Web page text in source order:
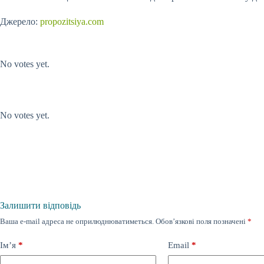
Джерело: propozitsiya.com
No votes yet.
No votes yet.
Залишити відповідь
Ваша e-mail адреса не оприлюднюватиметься. Обов’язкові поля позначені *
Ім’я * Email *